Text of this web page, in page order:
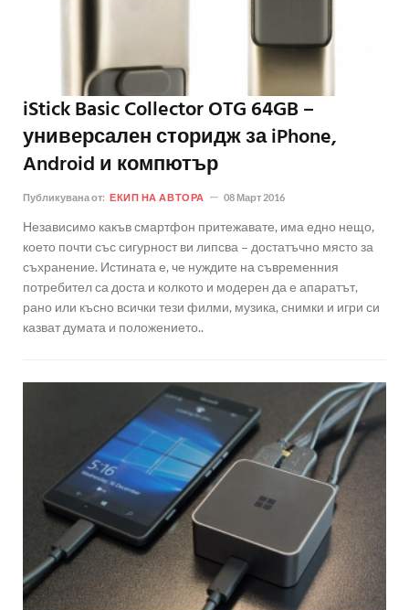
iStick Basic Collector OTG 64GB –
универсален сторидж за iPhone,
Android и компютър
Публикувана от: ЕКИП НА АВТОРА 08 Март 2016
Независимо какъв смартфон притежавате, има едно нещо,
което почти със сигурност ви липсва – достатъчно място за
съхранение. Истината е, че нуждите на съвременния
потребител са доста и колкото и модерен да е апаратът,
рано или късно всички тези филми, музика, снимки и игри си
казват думата и положението..